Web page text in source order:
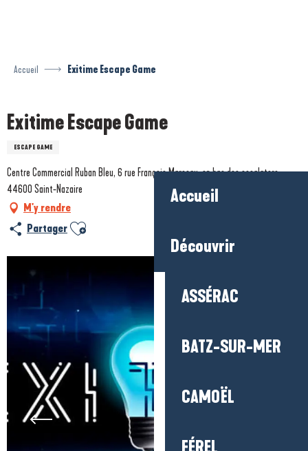
Accueil
Découvrir
ASSÉRAC
BATZ-SUR-MER
CAMOËL
Accueil Exitime Escape Game
Exitime Escape Game
ESCAPE GAME
Centre Commercial Ruban Bleu, 6 rue François Marceau, en bas des escalators,
44600 Saint-Nazaire
M'y rendre
Partager Ajouter aux favoris